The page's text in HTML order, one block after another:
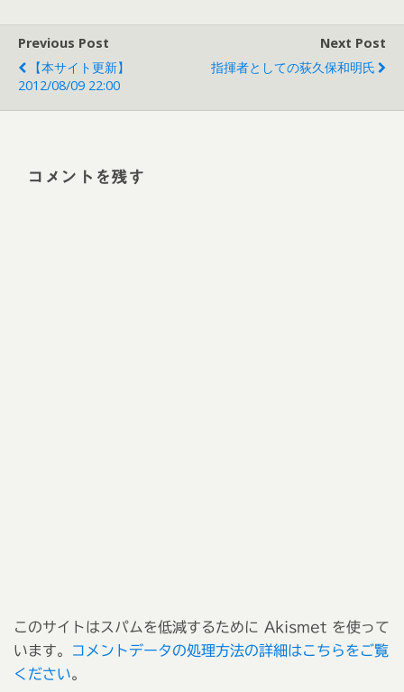
Previous Post
【本サイト更新】
2012/08/09 22:00
Next Post
指揮者としての荻久保和明氏
コメントを残す
このサイトはスパムを低減するために Akismet を使って
います。
コメントデータの処理方法の詳細はこちらをご覧
ください。